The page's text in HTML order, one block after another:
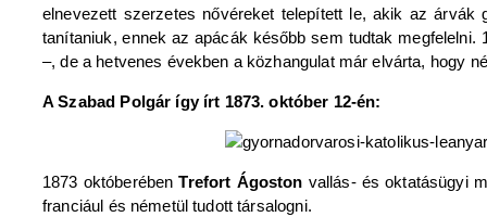
elnevezett szerzetes nővéreket telepített le, akik az
tanítaniuk, ennek az apácák később sem tudtak
–, de a hetvenes években a közhangulat már elvárta, hogy
A Szabad Polgár így írt 1873. október 12-én:
1873 októberébenTrefort Ágoston vallás- és oktatásügyi
franciául és németül tudott társalogni.